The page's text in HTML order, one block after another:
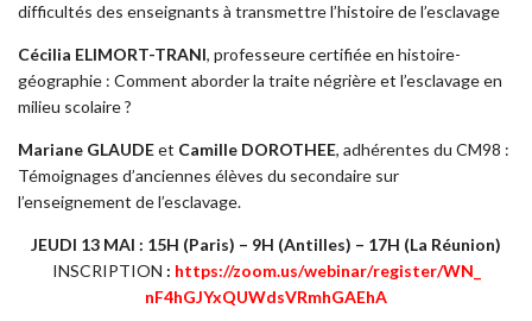
difficultés des enseignants à transmettre l’histoire de l’esclavage
Cécilia ELIMORT-TRANI, professeure certifiée en histoire-
géographie : Comment aborder la traite négrière et l’esclavage en
milieu scolaire ?
Mariane GLAUDEet Camille DOROTHEE, adhérentes du CM98 :
Témoignages d’anciennes élèves du secondaire sur
l’enseignement de l’esclavage.
JEUDI 13 MAI : 15H (Paris) – 9H (Antilles) – 17H (La Réunion)
INSCRIPTION : https://zoom.us/webinar/register/WN_
nF4hGJYxQUWdsVRmhGAEhA